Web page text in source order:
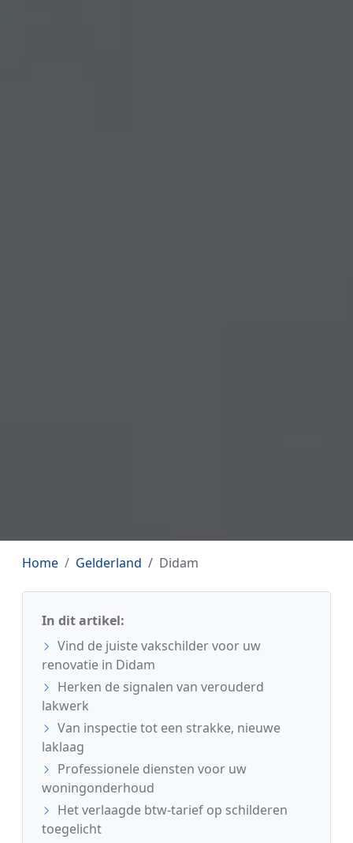
Home Gelderland Didam
In dit artikel:
Vind de juiste vakschilder voor uw
renovatie in Didam
Herken de signalen van verouderd
lakwerk
Van inspectie tot een strakke, nieuwe
laklaag
Professionele diensten voor uw
woningonderhoud
Het verlaagde btw-tarief op schilderen
toegelicht